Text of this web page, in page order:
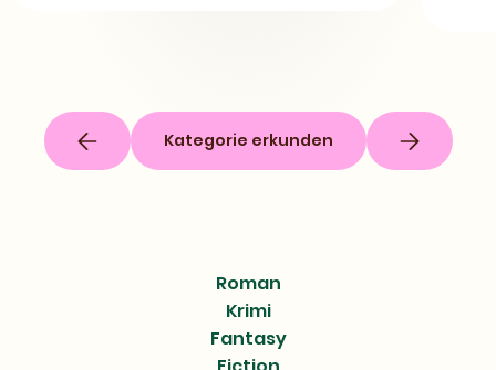
Kategorie erkunden
Roman
Krimi
Fantasy